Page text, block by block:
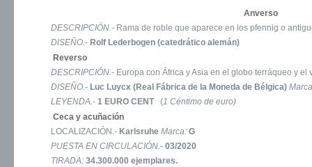
Anverso
DESCRIPCIÓN.- Rama de roble que aparece en los pfennig o
DISEÑO.- Rolf Lederbogen (catedrático alemán)
Reverso
DESCRIPCIÓN.- Europa con África y Asia en el globo terráqueo y el
DISEÑO.- Luc Luycx (Real Fábrica de la Moneda de Bélgica)
LEYENDA.- 1 EURO CENT(1 Céntimo de euro)
Ceca y acuñación
LOCALIZACIÓN.- Karlsruhe Marca: G
PUESTA EN CIRCULACIÓN.- 03/2020
TIRADA: 34.300.000 ejemplares.